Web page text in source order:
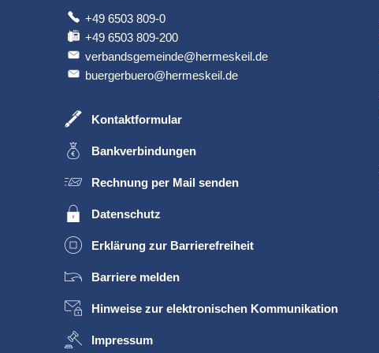
+49 6503 809-0
+49 6503 809-200
verbandsgemeinde@hermeskeil.de
buergerbuero@hermeskeil.de
Kontaktformular
Bankverbindungen
Rechnung per Mail senden
Datenschutz
Erklärung zur Barrierefreiheit
Barriere melden
Hinweise zur elektronischen Kommunikation
Impressum